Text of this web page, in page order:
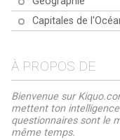
Capitales de
À PROPOS DE
Bienvenue sur
mettent ton
questionnaires sont le
même temps.